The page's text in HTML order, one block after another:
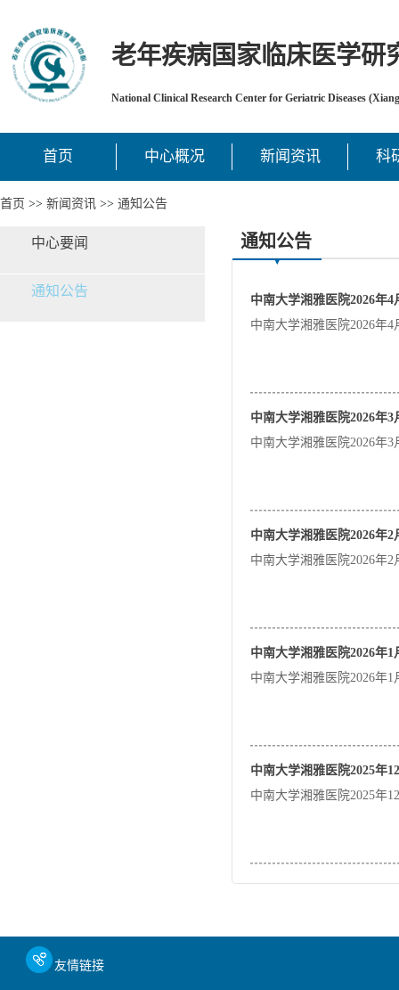
老年疾病国家临床医学研
National Clinical Research Center for Geriatric Diseases
首页 中心概况 新闻资讯 科
首页 >> 新闻资讯 >> 通知公告
中心要闻
通知公告
通知公告
中南大学湘雅医院2026年
中南大学湘雅医院2026年
中南大学湘雅医院2026年
中南大学湘雅医院2026年
中南大学湘雅医院2026年
中南大学湘雅医院2026年
中南大学湘雅医院2026年
中南大学湘雅医院2026年
中南大学湘雅医院2025年
中南大学湘雅医院2025年
友情链接